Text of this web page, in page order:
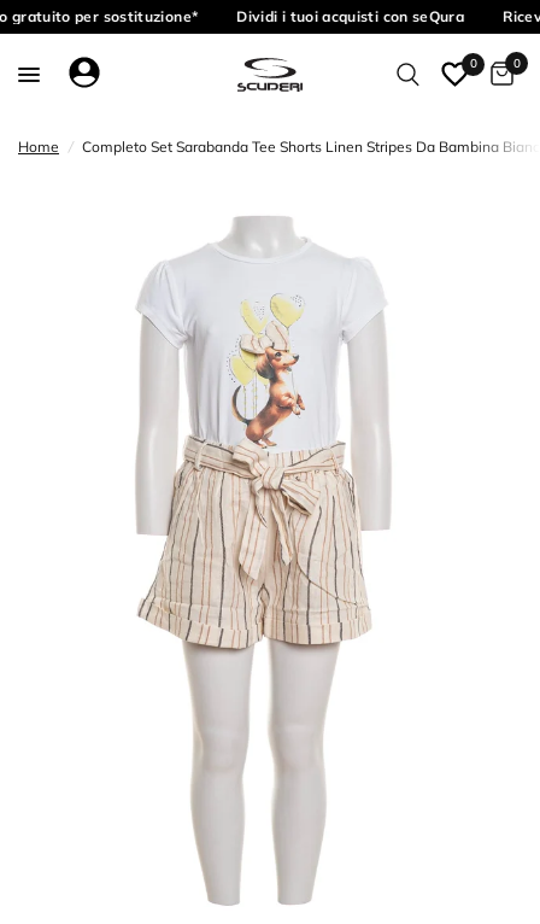
gratuito per sostituzione* Dividi i tuoi acquisti con seQura
0 0
Home / Completo Set Sarabanda Tee Shorts Linen Stripes Da Bambina